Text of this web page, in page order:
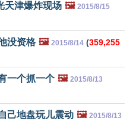
天津爆炸现场 🖼️ 2015/8/15
没资格 🖼️ 2015/8/14 (359,255
一个抓一个 🖼️ 2015/8/13
己地盘玩儿震动 🖼️ 2015/8/13